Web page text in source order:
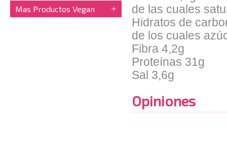
Mas Productos Vegan
de las cuales
Hidratos de
de los cuales
Fibra 4,2g
Proteínas 31g
Sal 3,6g
Opiniones